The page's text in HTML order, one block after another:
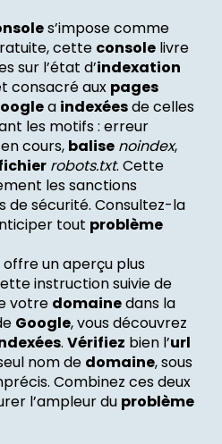
s’impose comme
cette console livre
sur l’état d’indexation
consacré aux pages
a indexéesde celles
les motifs : erreur
en cours, balise noindex,
robots.txt. Cette
les sanctions
de sécurité. Consultez-la
tout problème
offre un aperçu plus
instruction suivie de
votre domainedans la
Google, vous découvrez
. Vérifiez bien l’url
nom de domaine, sous
Combinez ces deux
l’ampleur du problème